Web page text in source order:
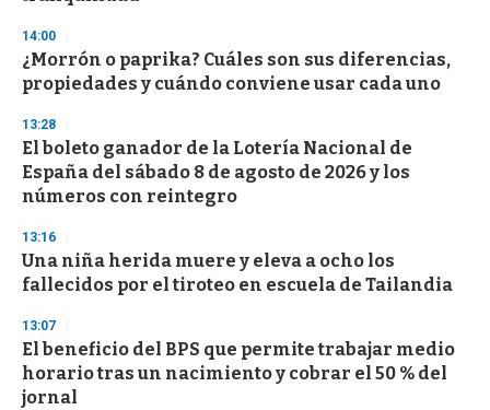
s
c
o
d
s
14:00
¿Morrón o paprika? Cuáles son sus diferencias,
propiedades y cuándo conviene usar cada uno
13:28
El boleto ganador de la Lotería Nacional de
España del sábado 8 de agosto de 2026 y los
números con reintegro
13:16
Una niña herida muere y eleva a ocho los
fallecidos por el tiroteo en escuela de Tailandia
13:07
El beneficio del BPS que permite trabajar medio
horario tras un nacimiento y cobrar el 50 % del
jornal